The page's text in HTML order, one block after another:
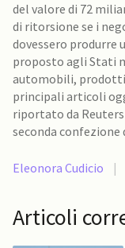
del valore di 72
di ritorsione se i
dovessero produrre
proposto agli Stati
automobili, prodotti
principali articoli
riportato da
seconda
Eleonora Cudicio |
Articoli